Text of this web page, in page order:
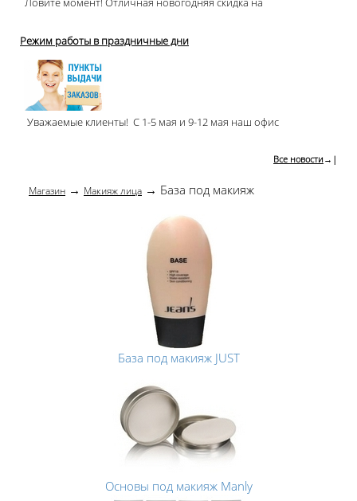
Режим работы в праздничные дни
Уважаемые клиенты! С 1-5 мая и 9-12 мая наш офис
Все новости →|
Магазин → Макияж лица → База под макияж
База под макияж JUST
Основы под макияж Manly